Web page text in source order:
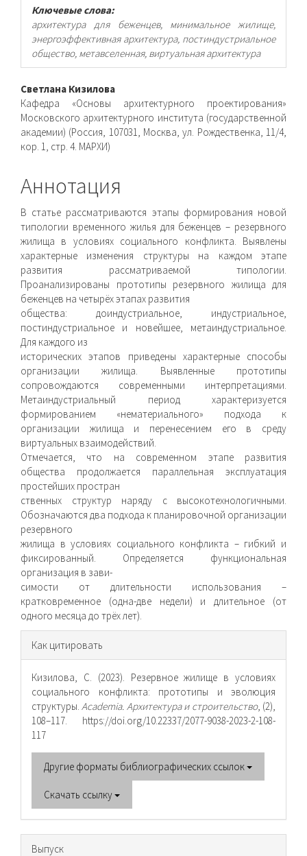
Ключевые слова:
архитектура для беженцев, минимальное жилище,
энергоэффективная архитектура, постиндустриальное
общество, метавселенная, виртуальная архитектура
Основное
содержимое
статьи
Светлана Кизилова
Кафедра «Основы архитектурного проектирования»
Московского архитектурного института (государственной
академии) (Россия, 107031, Москва, ул. Рождественка, 11/4,
кор. 1, стр. 4. МАРХИ)
Аннотация
В статье рассматриваются этапы формирования новой
типологии временного жилья для беженцев – резервного
жилища в условиях социального конфликта. Выявлены
характерные изменения структуры на каждом этапе
развития рассматриваемой типологии.
Проанализированы прототипы резервного жилища для
беженцев на четырёх этапах развития
общества: доиндустриальное, индустриальное,
постиндустриальное и новейшее, метаиндустриальное.
Для каждого из
исторических этапов приведены характерные способы
организации жилища. Выявленные прототипы
сопровождаются современными интерпретациями.
Метаиндустриальный период характеризуется
формированием «нематериального» подхода к
организации жилища и перенесением его в среду
виртуальных взаимодействий.
Отмечается, что на современном этапе развития
общества продолжается параллельная эксплуатация
простейших простран
ственных структур наряду с высокотехнологичными.
Обозначаются два подхода к планировочной организации
резервного
жилища в условиях социального конфликта – гибкий и
фиксированный. Определяется функциональная
организация в зави-
симости от длительности использования –
кратковременное (одна-две недели) и длительное (от
одного месяца до трёх лет).
Информация
о статье
Как цитировать
Кизилова, С. (2023). Резервное жилище в условиях
социального конфликта: прототипы и эволюция
структуры.Academia. Архитектура и строительство, (2),
108–117. https://doi.org/10.22337/2077-9038-2023-2-108-
117
Другие форматы библиографических ссылок
Скачать ссылку
Выпуск